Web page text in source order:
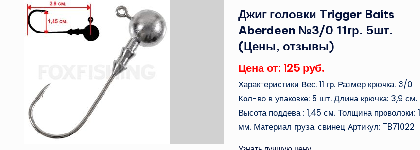
Джиг головки Trigger Baits
Aberdeen №3/0 11гр. 5шт.
(Цены, отзывы)
Цена от: 125 руб.
Характеристики Вес: 11 гр. Размер крючка: 3/0
Кол-во в упаковке: 5 шт. Длина крючка: 3,9 см.
Высота поддева : 1,45 см. Толщина проволоки: 1
мм. Материал груза: свинец Артикул: TB71022